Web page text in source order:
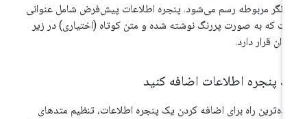
مربوطه رسم می‌شود. پنجره اطلاعات پیش‌فرض شامل عنوانی
که به صورت پررنگ نوشته شده و متن کوتاه (اختیاری) در زیر
قرار دارد.
پنجره اطلاعات اضافه کنید
راه برای اضافه کردن یک پنجره اطلاعات، تنظیم متدهای